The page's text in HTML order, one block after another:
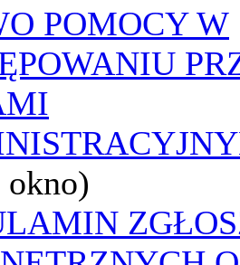
POMOCY W
okno)